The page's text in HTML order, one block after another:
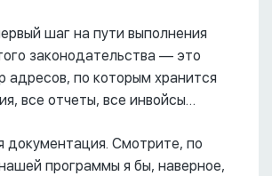
шаг на пути выполнения
законодательства –– это
адресов, по которым хранится
все отчеты, все инвойсы…
документация. Смотрите, по
программы я бы, наверное,